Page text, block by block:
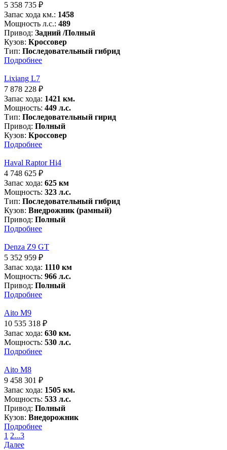
5 358 735 ₽
Запас хода км.: 1458
Мощность л.с.: 489
Привод: Задний /Полный
Кузов: Кроссовер
Тип: Последовательный гибрид
Подробнее
Lixiang L7
7 878 228 ₽
Запас хода: 1421 км.
Мощность: 449 л.с.
Тип: Последовательный гирид
Привод: Полный
Кузов: Кроссовер
Подробнее
Haval Raptor Hi4
4 748 625 ₽
Запас хода: 625 км
Мощность: 323 л.с.
Тип: Последовательный гибрид
Кузов: Внедрожник (рамный)
Привод: Полный
Подробнее
Denza Z9 GT
5 352 959 ₽
Запас хода: 1110 км
Мощность: 966 л.с.
Привод: Полный
Подробнее
Aito M9
10 535 318 ₽
Запас хода: 630 км.
Мощность: 530 л.с.
Подробнее
Aito M8
9 458 301 ₽
Запас хода: 1505 км.
Мощность: 533 л.с.
Привод: Полный
Кузов: Внедорожник
Подробнее
1 2...3
Далее